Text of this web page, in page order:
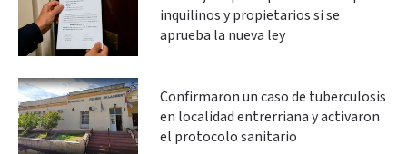
inquilinos y propietarios si se
aprueba la nueva ley
Confirmaron un caso de tuberculosis
en localidad entrerriana y activaron
el protocolo sanitario